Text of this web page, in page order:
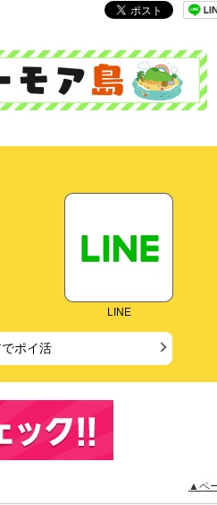
LINE
ポイ活
▲ペ